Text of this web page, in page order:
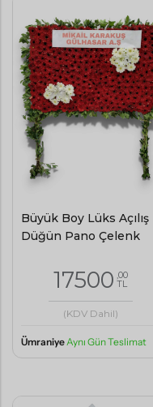
Büyük Boy Lüks Açılış
Düğün Pano Çelenk
17500 ,00
TL
(KDV Dahil)
ÜmraniyeAynı Gün Teslimat